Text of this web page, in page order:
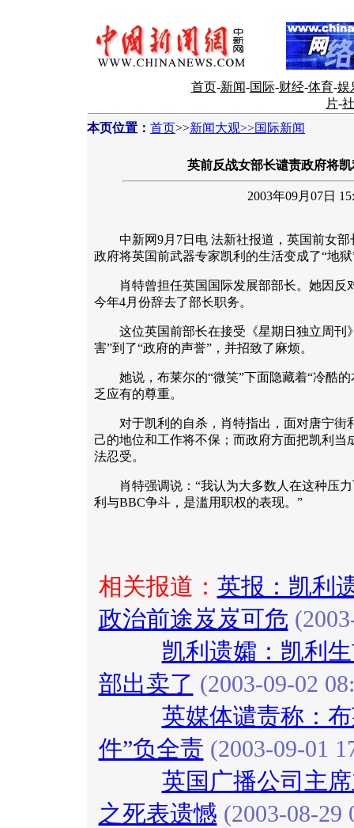
首页-新闻-国际-财经-体育-娱
片-
本页位置： 首页>>新闻大观>>国际新闻
英前反战女部长谴责政府将
2003年09月07日
中新网9月7日电 法新社报道，英国前女部
政府将英国前武器专家凯利的生活变成了“地
肖特曾担任英国国际发展部部长。她因反
今年4月份辞去了部长职务。
这位英国前部长在接受《星期日独立周刊
害”到了“政府的声誉”，并招致了麻烦。
她说，布莱尔的“微笑”下面隐藏着“冷酷的
乏应有的尊重。
对于凯利的自杀，肖特指出，面对唐宁街
己的地位和工作将不保；而政府方面把凯利当
法忍受。
肖特强调说：“我认为大多数人在这种压力
利与BBC争斗，是滥用职权的表现。”
相关报道： 英报：凯利
政治前途岌岌可危
凯利遗孀：凯利
部出卖了 (2003-09-02
英媒体谴责称：
件”负全责 (2003-09-01
英国广播公司主
之死表遗憾 (2003-08-29